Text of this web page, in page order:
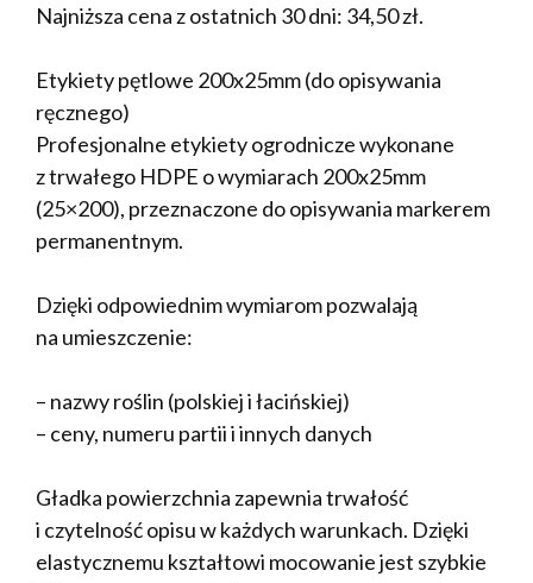
Najniższa cena z ostatnich 30 dni: 34,50zł.
Etykiety pętlowe 200x25mm (do opisywania
ręcznego)
Profesjonalne etykiety ogrodnicze wykonane
z trwałego HDPE o wymiarach 200x25mm
(25×200), przeznaczone do opisywania markerem
permanentnym.
Dzięki odpowiednim wymiarom pozwalają
na umieszczenie:
– nazwy roślin (polskiej i łacińskiej)
– ceny, numeru partii i innych danych
Gładka powierzchnia zapewnia trwałość
i czytelność opisu w każdych warunkach. Dzięki
elastycznemu kształtowi mocowanie jest szybkie